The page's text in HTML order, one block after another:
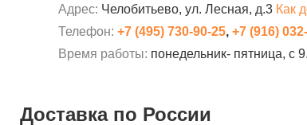
Адрес: Челобитьево, ул. Лесная, д.3 Как
Телефон: +7 (495) 730-90-25, +7 (916)
Время работы: понедельник- пятница, с
Доставка по России